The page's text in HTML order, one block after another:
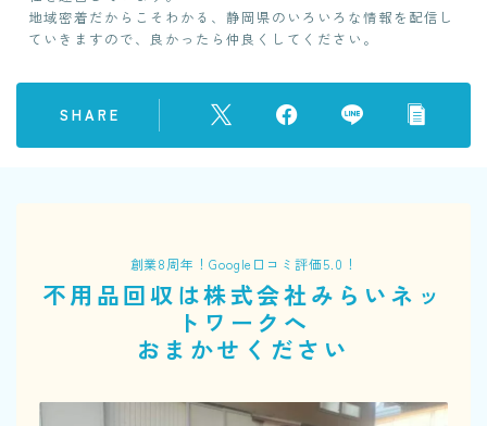
地域密着だからこそわかる、静岡県のいろいろな情報を配信し
ていきますので、良かったら仲良くしてください。
SHARE
創業8周年！Google口コミ評価5.0！
不用品回収は株式会社みらいネッ
トワークへ
おまかせください